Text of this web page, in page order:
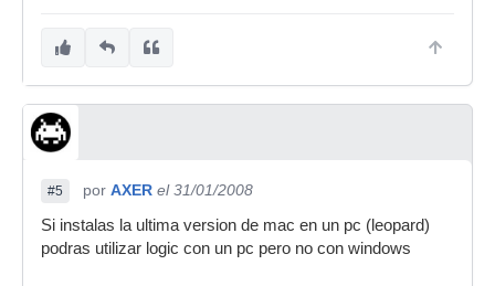
#5 por AXER el 31/01/2008
Si instalas la ultima version de mac en un pc (leopard)
podras utilizar logic con un pc pero no con windows